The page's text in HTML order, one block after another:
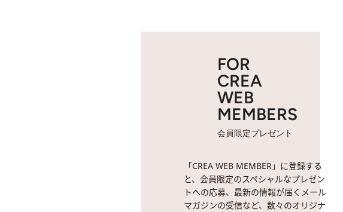
FOR
CREA
WEB
MEMBERS
会員限定プレゼント
「CREA WEB MEMBER」に登録する
と、会員限定のスペシャルなプレゼン
トへの応募、最新の情報が届くメール
マガジンの受信など、数々のオリジナ